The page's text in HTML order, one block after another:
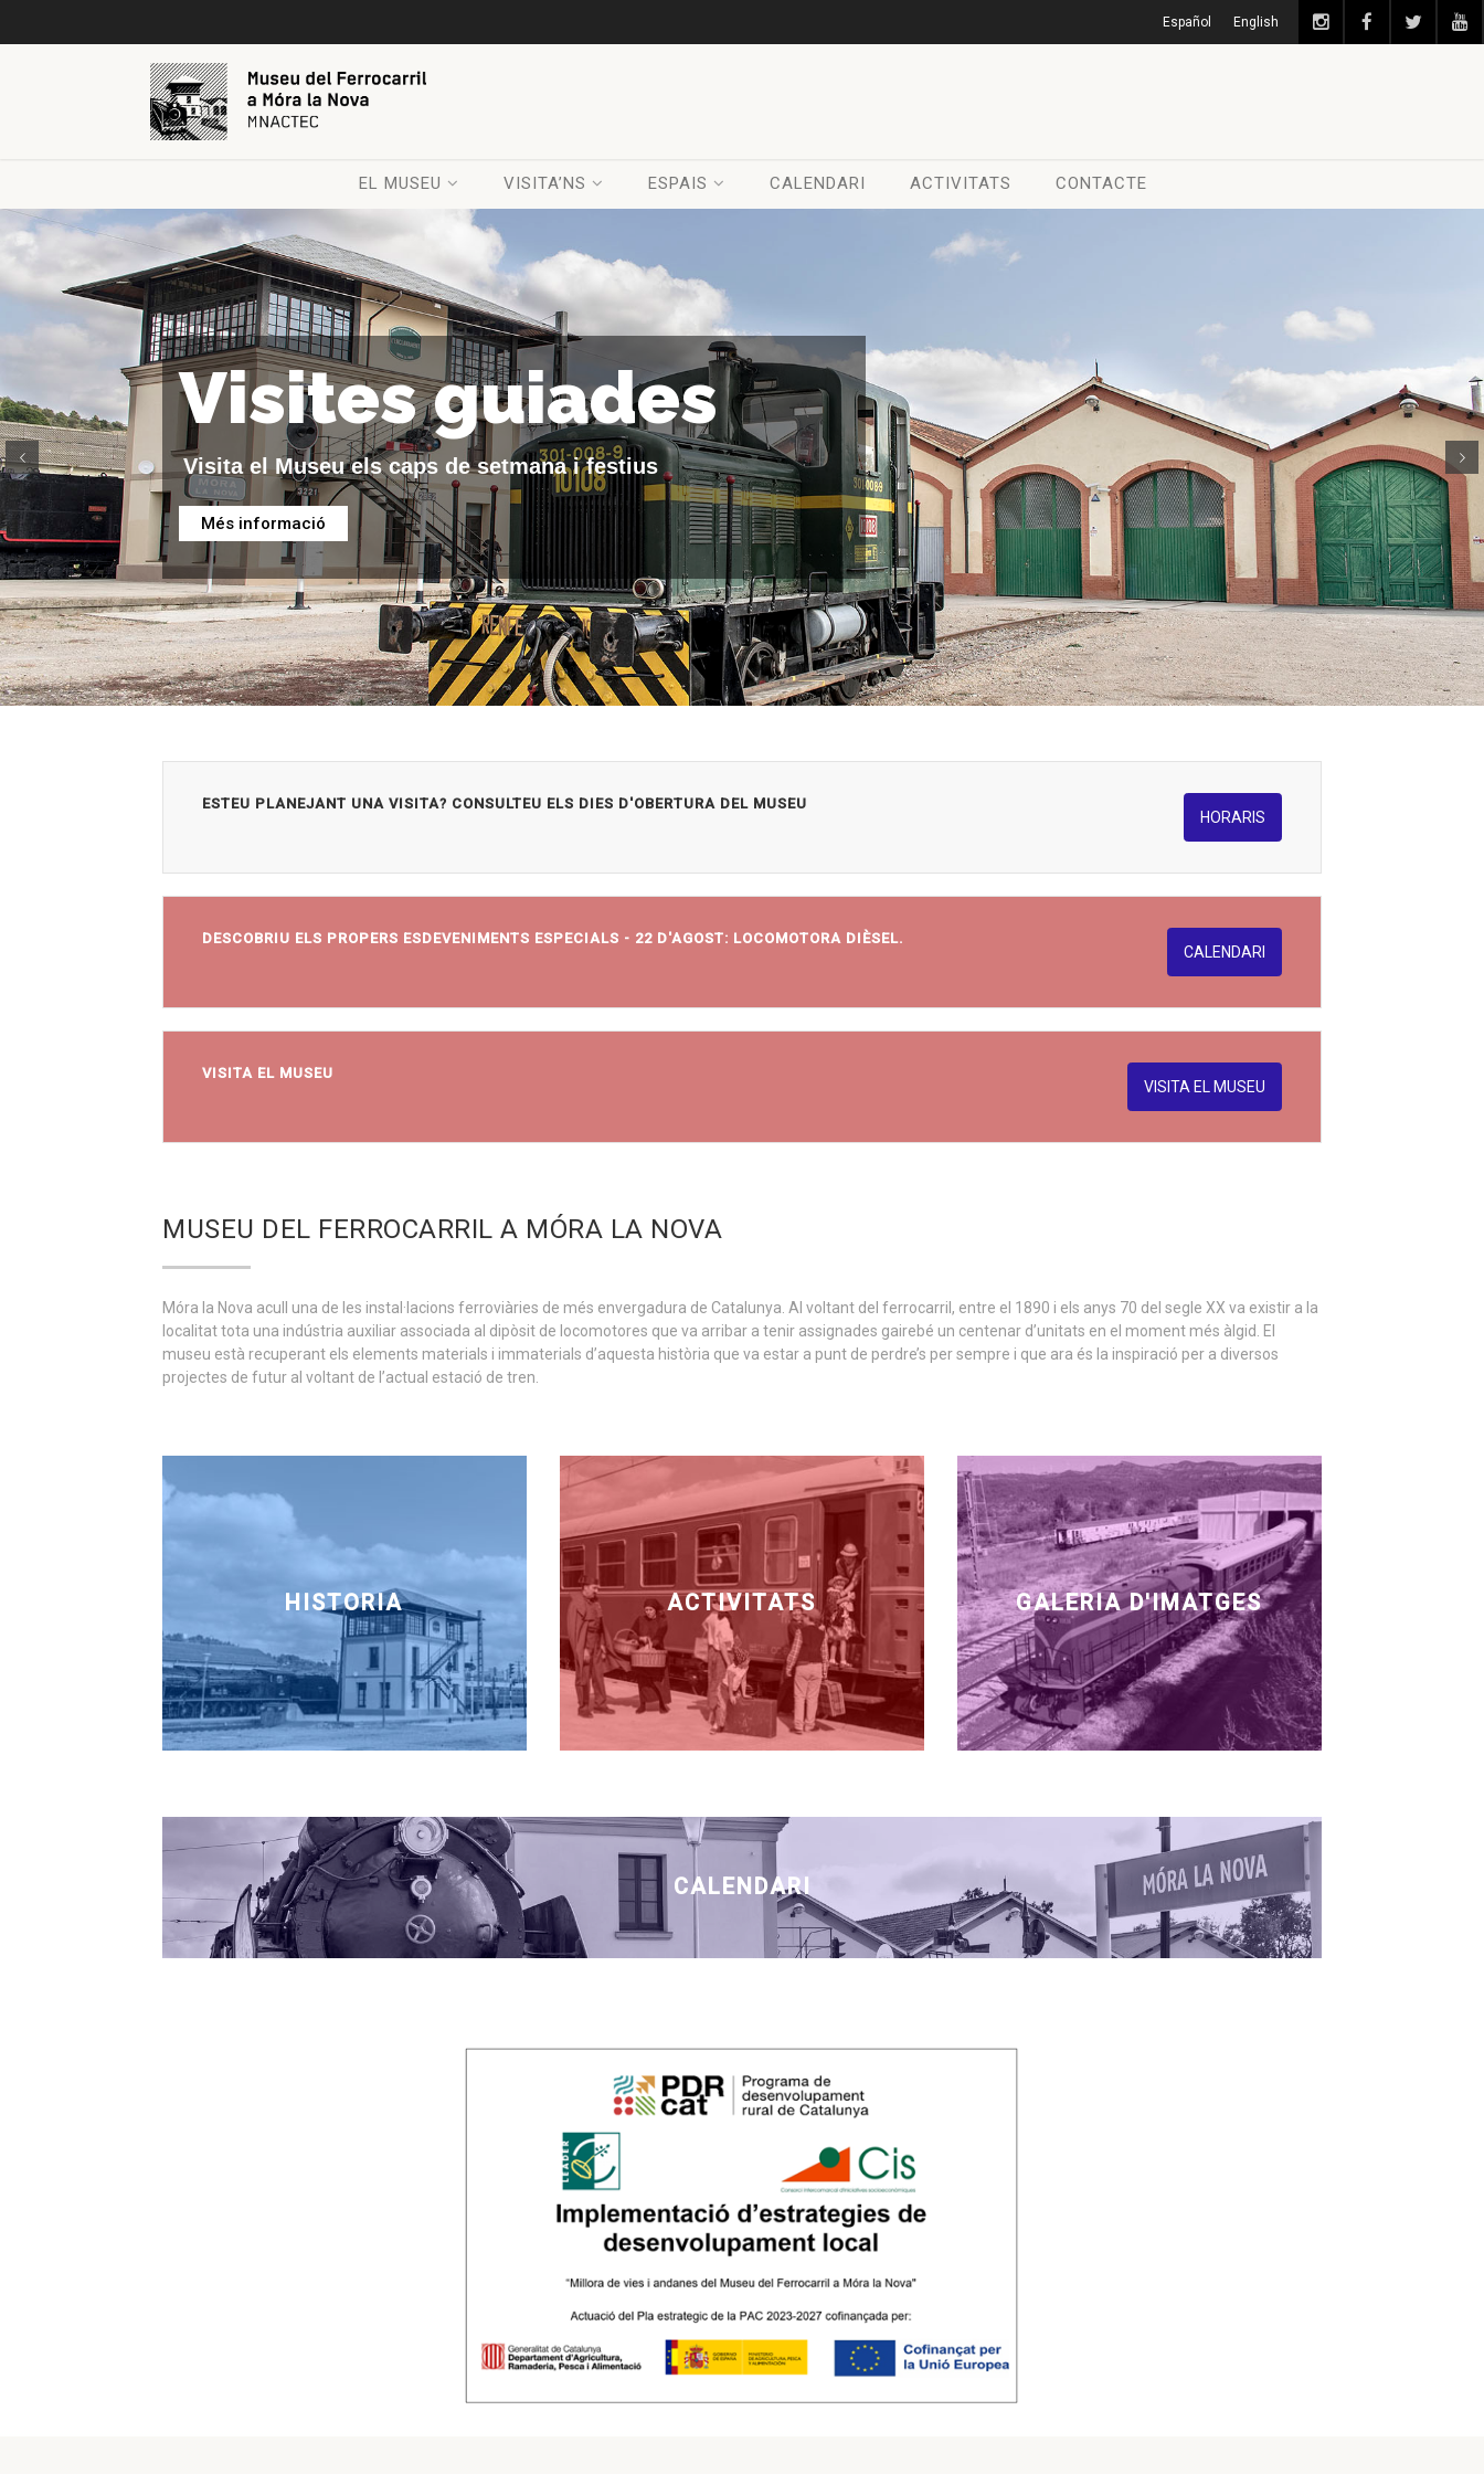
Español English
EL MUSEU VISITA’NS ESPAIS CALENDARI ACTIVITATS CONTACTE
ESTEU PLANEJANT UNA VISITA? CONSULTEU ELS DIES D'OBERTURA DEL MUSEU
HORARIS
DESCOBRIU ELS PROPERS ESDEVENIMENTS ESPECIALS - 22 D'AGOST: LOCOMOTORA DIÈSEL.
CALENDARI
VISITA EL MUSEU
VISITA EL MUSEU
MUSEU DEL FERROCARRIL A MÓRA LA NOVA
Móra la Nova acull una de les instal·lacions ferroviàries de més envergadura de Catalunya. Al voltant del ferrocarril, entre el 1890 i els anys 70 del segle XX va existir a la
localitat tota una indústria auxiliar associada al dipòsit de locomotores que va arribar a tenir assignades gairebé un centenar d’unitats en el moment més àlgid. El
museu està recuperant els elements materials i immaterials d’aquesta història que va estar a punt de perdre’s per sempre i que ara és la inspiració per a diversos
projectes de futur al voltant de l’actual estació de tren.
HISTORIA ACTIVITATS GALERIA D'IMATGES
CALENDARI